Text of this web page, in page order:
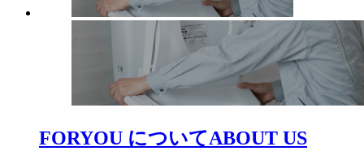
FORYOU についてABOUT US